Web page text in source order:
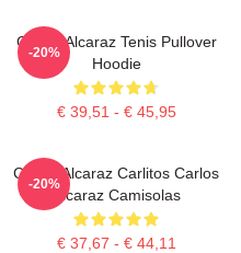
Carlos Alcaraz Tenis Pullover
Hoodie
€ 39,51 - € 45,95
-20%
Carlos Alcaraz Carlitos Carlos
Alcaraz Camisolas
€ 37,67 - € 44,11
-20%